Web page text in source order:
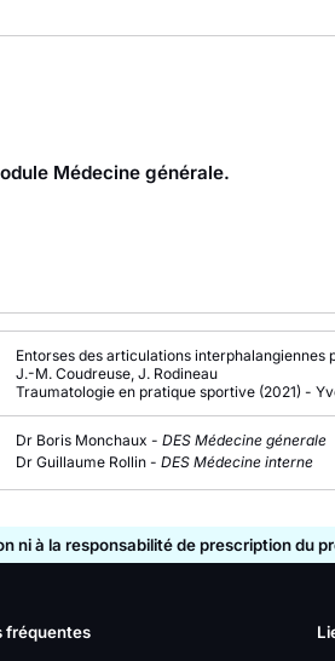
Médecine générale.
Entorses des articulations interphalangiennes
J.-M. Coudreuse, J. Rodineau
Traumatologie en pratique sportive (2021) -
Dr Boris Monchaux -DES Médecine génerale
Dr Guillaume Rollin -DES Médecine interne
ni à la responsabilité de prescription du
fréquentes